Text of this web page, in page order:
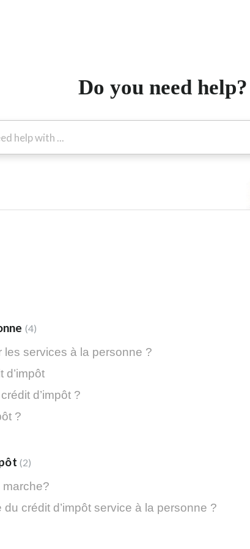
Do you need help?
4
les services à la personne ?
d’impôt
d’impôt ?
?
2
du crédit d’impôt service à la personne ?